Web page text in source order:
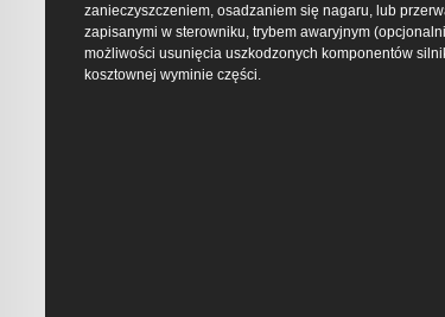
zanieczyszczeniem, osadzaniem się nagaru, lub
zapisanymi w sterowniku, trybem awaryjnym
możliwości usunięcia uszkodzonych komponentów
kosztownej wyminie części.